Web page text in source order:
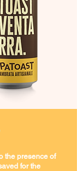
the presence of
for the